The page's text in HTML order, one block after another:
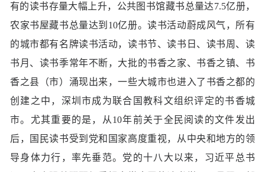
有的读书存量大幅上升，公共图书馆藏书总量达7.5亿册，
农家书屋藏书总量达到10亿册。读书活动蔚成风气，所有
的城市都有名牌读书活动，读书节、读书日、读书周、读
书月、读书季常年不断，大批的书香之家、书香之镇、书
香之县（市）涌现出来，一些大城市也进入了书香之都的
创建之中，深圳市成为联合国教科文组织评定的书香城
市。尤其重要的是，从10年前关于全民阅读的文件发出
后，国民读书受到党和国家高度重视，从中央和地方的领
导身体力行，率先垂范。党的十八大以来，习近平总书